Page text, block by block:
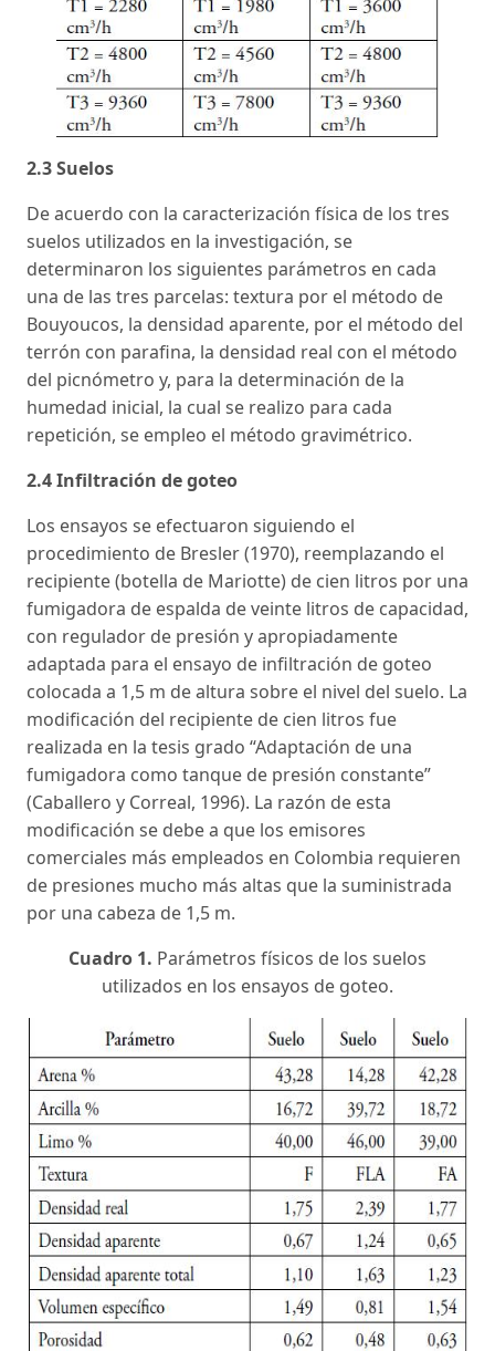
2.3 Suelos
De acuerdo con la caracterización física de los tres
suelos utilizados en la investigación, se
determinaron los siguientes parámetros en cada
una de las tres parcelas: textura por el método de
Bouyoucos, la densidad aparente, por el método del
terrón con parafina, la densidad real con el método
del picnómetro y, para la determinación de la
humedad inicial, la cual se realizo para cada
repetición, se empleo el método gravimétrico.
2.4 Infiltración de goteo
Los ensayos se efectuaron siguiendo el
procedimiento de Bresler (1970), reemplazando el
recipiente (botella de Mariotte) de cien litros por una
fumigadora de espalda de veinte litros de capacidad,
con regulador de presión y apropiadamente
adaptada para el ensayo de infiltración de goteo
colocada a 1,5 m de altura sobre el nivel del suelo. La
modificación del recipiente de cien litros fue
realizada en la tesis grado “Adaptación de una
fumigadora como tanque de presión constante”
(Caballero y Correal, 1996). La razón de esta
modificación se debe a que los emisores
comerciales más empleados en Colombia requieren
de presiones mucho más altas que la suministrada
por una cabeza de 1,5 m.
Cuadro 1. Parámetros físicos de los suelos
utilizados en los ensayos de goteo.